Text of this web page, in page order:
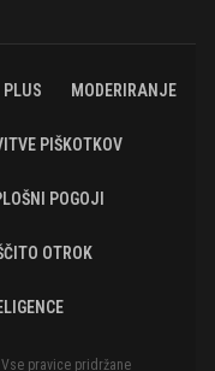
PLUS MODERIRANJE
PIŠKOTKOV
POGOJI
OTROK
pravice pridržane